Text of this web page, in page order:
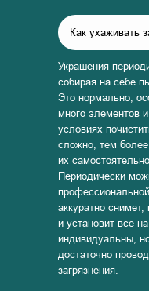
Как ухаживать
Украшения
собирая на себе
Это нормально,
много элементов
условиях
сложно, тем
их
Периодически
аккуратно снимет,
и установит все
индивидуальны,
достаточно
загрязнения.